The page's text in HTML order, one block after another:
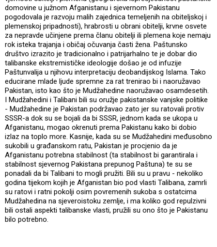
domovine u južnom Afganistanu i sjevernom Pakistanu
pogodovala je razvoju malih zajednica temeljenih na obiteljskoj i
plemenskoj pripadnosti), hrabrosti u obrani obitelji, krvne osvete
za nepravde učinjene prema članu obitelji ili plemena koje nemaju
rok isteka trajanja i običaj očuvanja časti žena. Paštunsko
društvo izrazito je tradicionalno i patrijarhalno te je dobar dio
talibanske ekstremističke ideologije došao je od infuzije
Paštunvalija u njihovu interpretaciju deobandijskog Islama. Tako
educirane mlade ljude spremne za rat trenirao bi i naoružavao
Pakistan, isto kao što je Mudžahedine naoružavao osamdesetih.
I Mudžahedini i Talibani bili su oružje pakistanske vanjske politike
- Mudžahedine je Pakistan podržavao zato jer su ratovali protiv
SSSR-a dok su se bojali da bi SSSR, jednom kada se ukopa u
Afganistanu, mogao okrenuti prema Pakistanu kako bi dobio
izlaz na toplo more. Kasnije, kada su se Mudžahedini međusobno
sukobili u građanskom ratu, Pakistan je procjenio da je
Afganistanu potrebna stabilnost (ta stabilnost bi garantirala i
stabilnost sjevernog Pakistana prepunog Paštuna) te su se
ponadali da bi Talibani to mogli pružiti. Bili su u pravu - nekoliko
godina tijekom kojih je Afganistan bio pod vlasti Talibana, zamrli
su ratovi i ratni pokolji osim povremenih sukoba s ostatcima
Mudžahedina na sjeveroistoku zemlje, i ma koliko god repulzivni
bili ostali aspekti talibanske vlasti, pružili su ono što je Pakistanu
bilo potrebno.